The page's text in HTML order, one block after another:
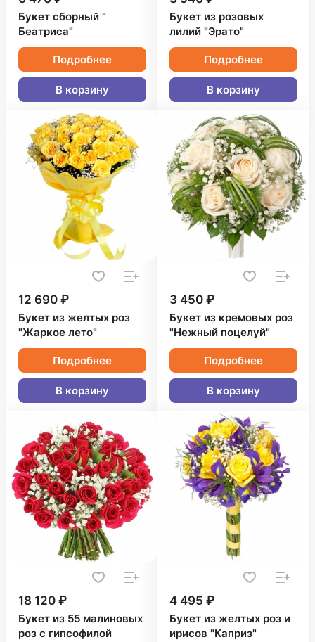
Букет сборный "
Беатриса"
Подробнее
В корзину
Букет из розовых
лилий "Эрато"
Подробнее
В корзину
12 690 ₽
Букет из желтых роз
"Жаркое лето"
Подробнее
В корзину
3 450 ₽
Букет из кремовых роз
"Нежный поцелуй"
Подробнее
В корзину
18 120 ₽
Букет из 55 малиновых
роз с гипсофилой
4 495 ₽
Букет из желтых роз и
ирисов "Каприз"